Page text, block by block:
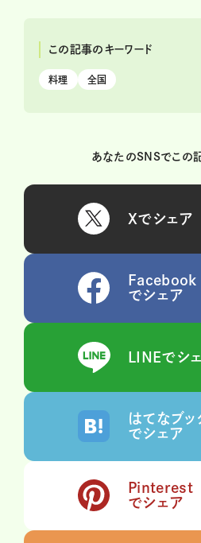
この記事のキーワード
料理 全国
あなたのSNSでこの
Xでシェア
Facebook
でシェア
LINEでシ
はてなブッ
でシェア
Pinterest
でシェア